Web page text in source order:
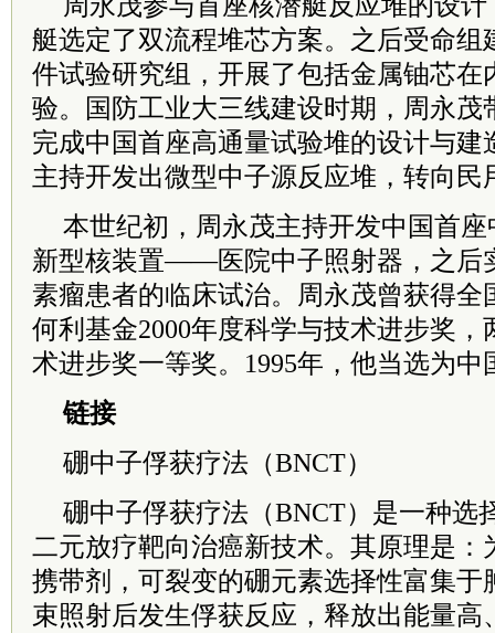
艇选定了双流程堆芯方案。之后受命组
件试验研究组，开展了包括金属铀芯在
验。国防工业大三线建设时期，周永茂
完成中国首座高通量试验堆的设计与建
主持开发出微型中子源反应堆，转向民
本世纪初，周永茂主持开发中国首
新型核装置——医院中子照射器，之后
素瘤患者的临床试治。周永茂曾获得全
何利基金2000年度科学与技术进步奖
术进步奖一等奖。1995年，他当选为中
链接
硼中子俘获疗法（BNCT）
硼中子俘获疗法（BNCT）是一种选
二元放疗靶向治癌新技术。其原理是：
携带剂，可裂变的硼元素选择性富集于
束照射后发生俘获反应，释放出能量高